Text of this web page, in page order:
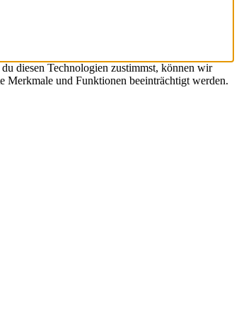
diesen Technologien zustimmst, können wir
Merkmale und Funktionen beeinträchtigt werden.